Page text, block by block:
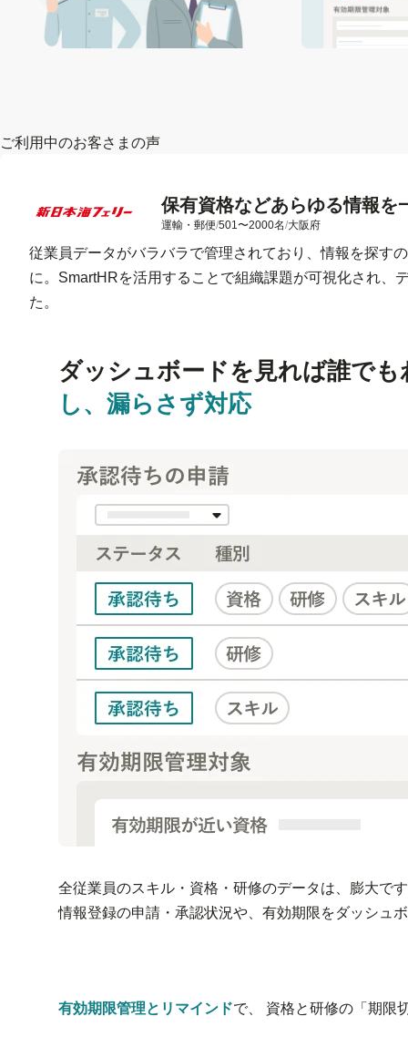
ご利用中のお客さまの声
保有資格などあらゆる情報を
運輸・郵便/501〜2000名/大阪府
従業員データがバラバラで管理されており、情報を探す
に。SmartHRを活用することで組織課題が可視化され、
た。
ダッシュボードを見れば誰でも
し、漏らさず対応
全従業員のスキル・資格・研修のデータは、膨大で
情報登録の申請・承認状況や、有効期限をダッシュ
有効期限管理とリマインドで、 資格と研修の「期限